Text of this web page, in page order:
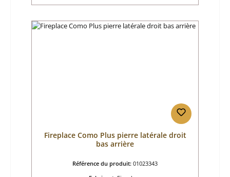
Fireplace Como Plus pierre latérale droit
bas arrière
Référence du produit: 01023343